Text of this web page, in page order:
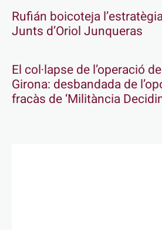
Rufián boicoteja
Junts d’Oriol Junqueras
El col·lapse de l’operació
Girona: desbandada de
fracàs de ‘Militància